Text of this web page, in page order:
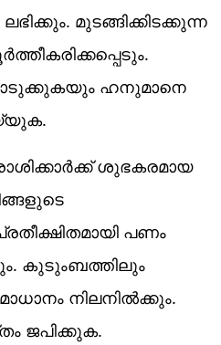
മുടങ്ങിക്കിടക്കുന്ന
ഹനുമാനെ
ശുഭകരമായ
പണം
കുടുംബത്തിലും
നിലനിൽക്കും.
ജപിക്കുക.